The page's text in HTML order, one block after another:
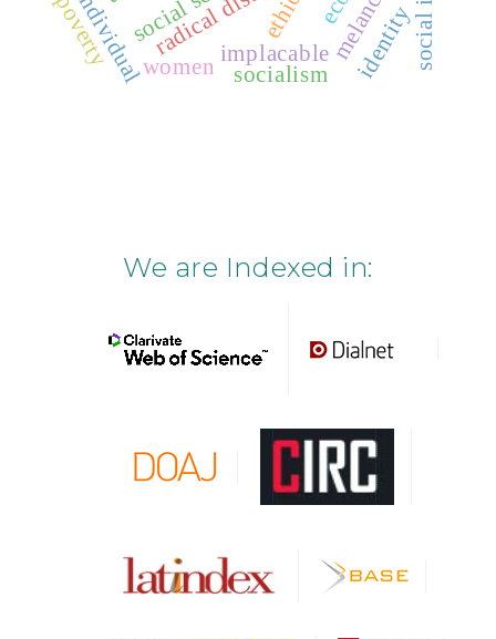
implacable
socialism
individual
poverty identity
women
We are Indexed in: